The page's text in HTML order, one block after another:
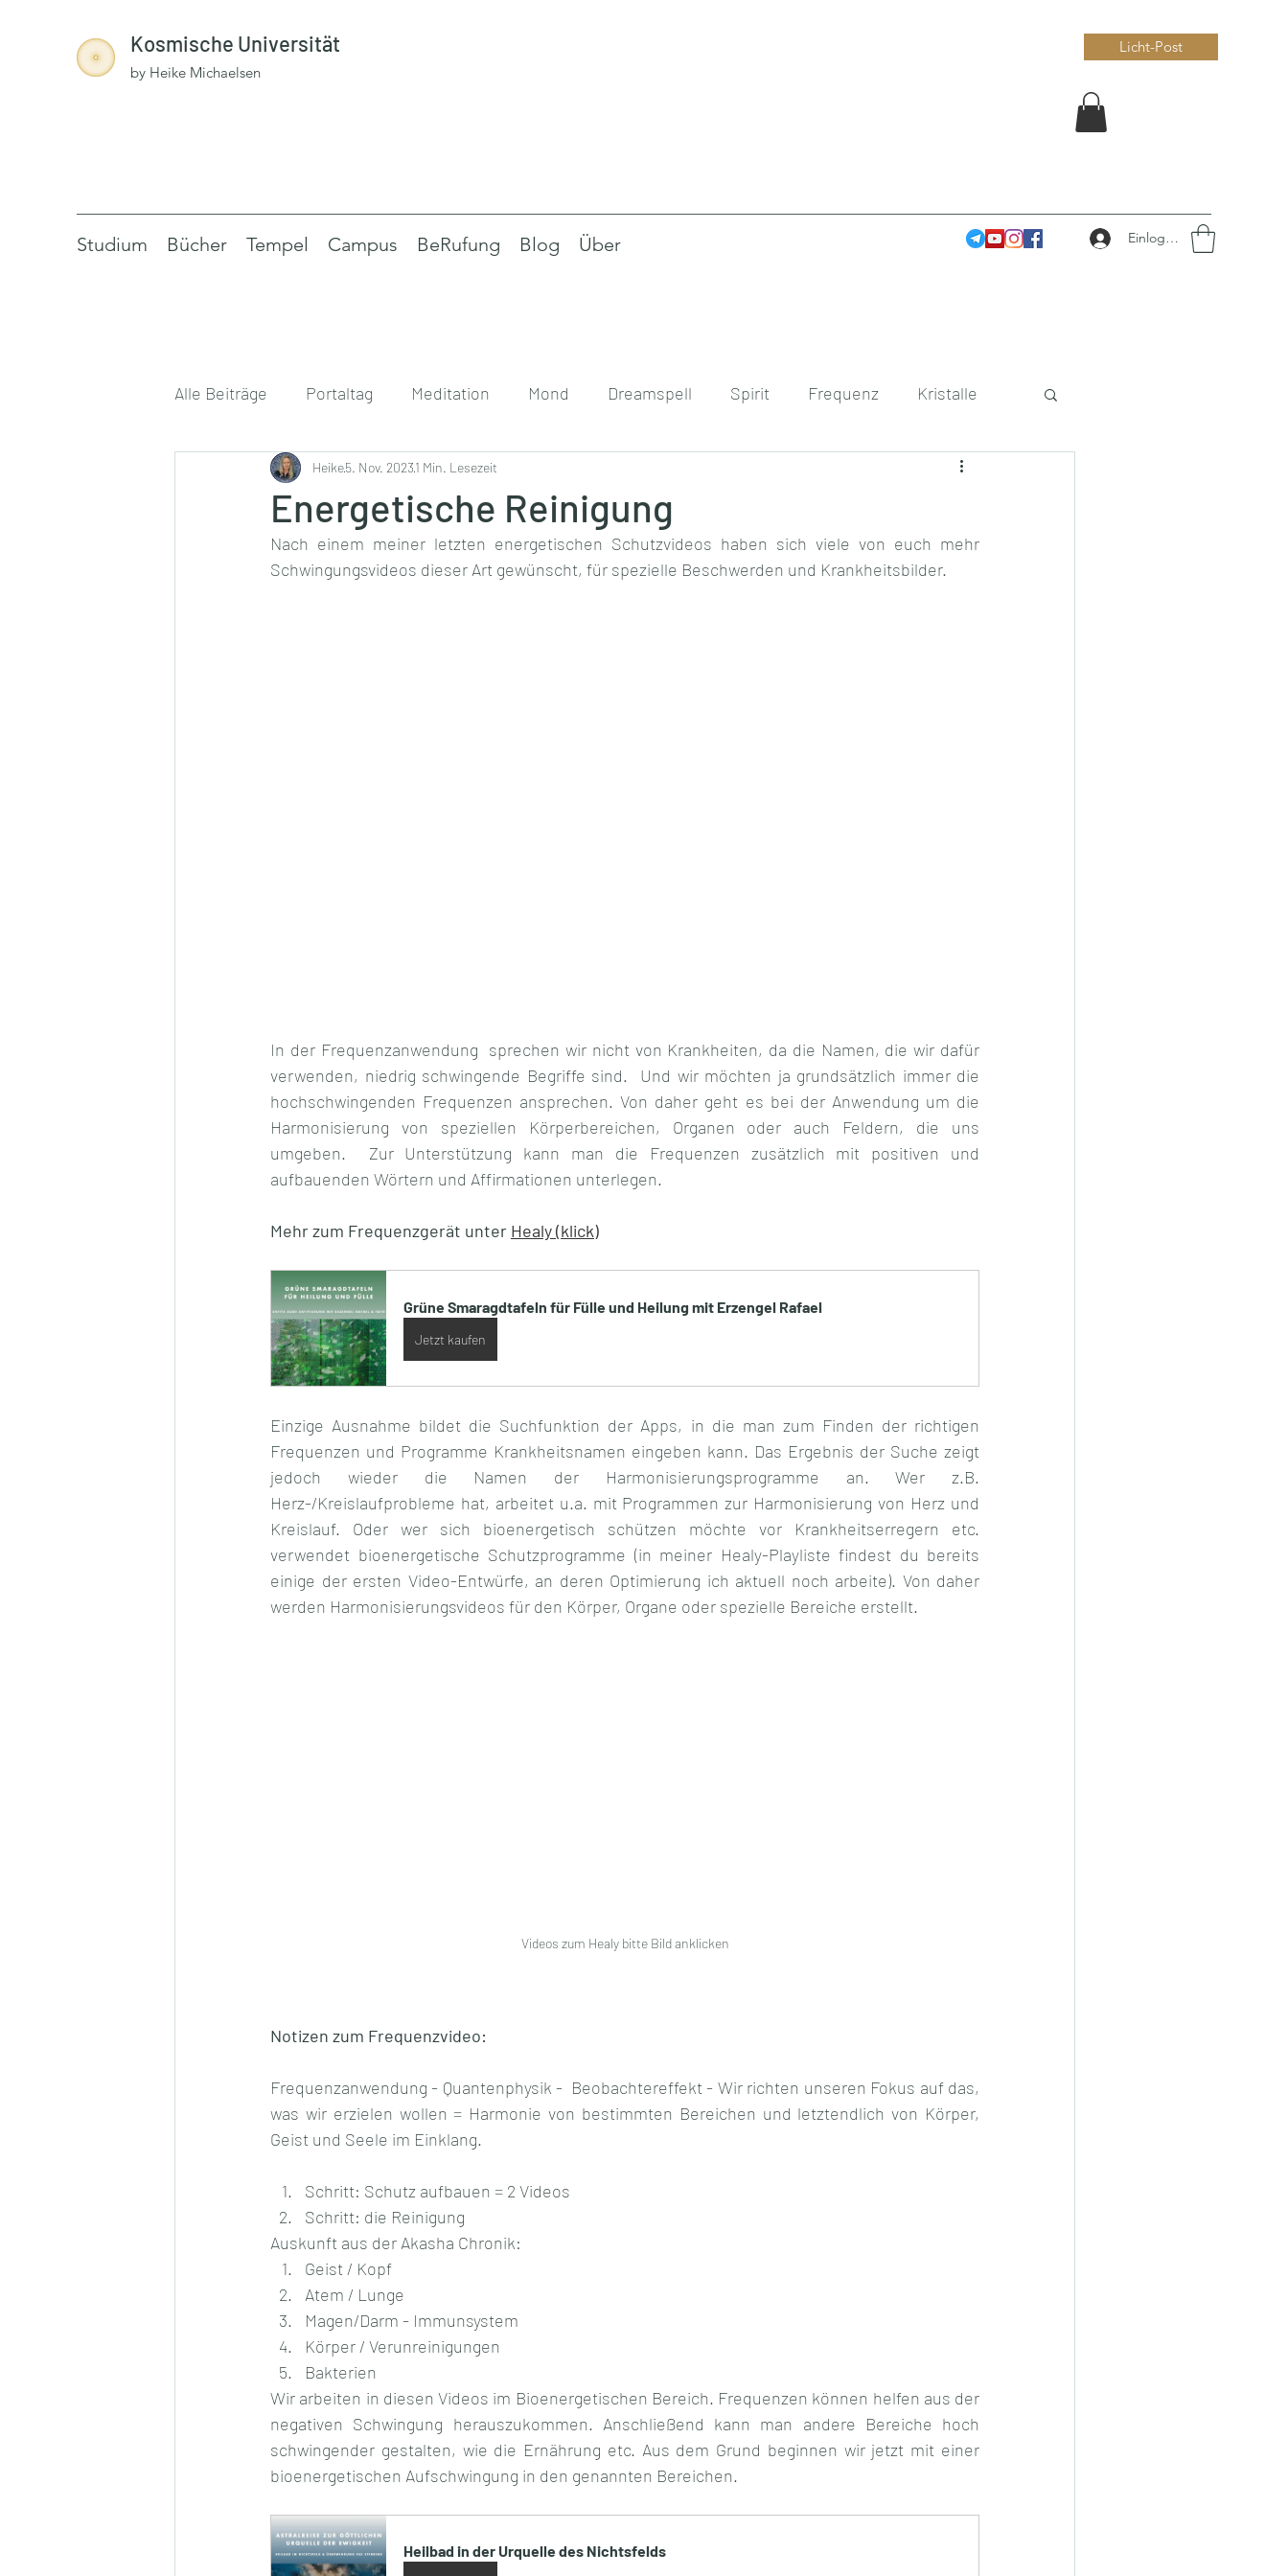
Kosmische Universität
by Heike Michaelsen
Licht-Post
Studium Bücher Tempel Campus BeRufung Blog Über Einloggen
Alle Beiträge Portaltag Meditation Mond Dreamspell Spirit Frequenz Kristalle
Ernährung
Energetische Reinigung
Heike5. Nov. 20231 Min. Lesezeit
Nach einem meiner letzten energetischen Schutzvideos haben sich viele von euch mehr
Schwingungsvideos dieser Art gewünscht, für spezielle Beschwerden und Krankheitsbilder.
In der Frequenzanwendung  sprechen wir nicht von Krankheiten, da die Namen, die wir dafür
verwenden, niedrig schwingende Begriffe sind.  Und wir möchten ja grundsätzlich immer die
hochschwingenden Frequenzen ansprechen. Von daher geht es bei der Anwendung um die
Harmonisierung von speziellen Körperbereichen, Organen oder auch Feldern, die uns
umgeben.  Zur Unterstützung kann man die Frequenzen zusätzlich mit positiven und
aufbauenden Wörtern und Affirmationen unterlegen.
Mehr zum Frequenzgerät unter Healy (klick)
Grüne Smaragdtafeln für Fülle und Heilung mit Erzengel Rafael
Jetzt kaufen
Einzige Ausnahme bildet die Suchfunktion der Apps, in die man zum Finden der richtigen
Frequenzen und Programme Krankheitsnamen eingeben kann. Das Ergebnis der Suche zeigt
jedoch wieder die Namen der Harmonisierungsprogramme an. Wer z.B.
Herz-/Kreislaufprobleme hat, arbeitet u.a. mit Programmen zur Harmonisierung von Herz und
Kreislauf. Oder wer sich bioenergetisch schützen möchte vor Krankheitserregern etc.
verwendet bioenergetische Schutzprogramme (in meiner Healy-Playliste findest du bereits
einige der ersten Video-Entwürfe, an deren Optimierung ich aktuell noch arbeite). Von daher
werden Harmonisierungsvideos für den Körper, Organe oder spezielle Bereiche erstellt.
Videos zum Healy bitte Bild anklicken
Notizen zum Frequenzvideo:
Frequenzanwendung - Quantenphysik -  Beobachtereffekt - Wir richten unseren Fokus auf das,
was wir erzielen wollen = Harmonie von bestimmten Bereichen und letztendlich von Körper,
Geist und Seele im Einklang.
Schritt: Schutz aufbauen = 2 Videos
Schritt: die Reinigung
Auskunft aus der Akasha Chronik:
Geist / Kopf
Atem / Lunge
Magen/Darm - Immunsystem
Körper / Verunreinigungen
Bakterien
Wir arbeiten in diesen Videos im Bioenergetischen Bereich. Frequenzen können helfen aus der
negativen Schwingung herauszukommen. Anschließend kann man andere Bereiche hoch
schwingender gestalten, wie die Ernährung etc. Aus dem Grund beginnen wir jetzt mit einer
bioenergetischen Aufschwingung in den genannten Bereichen.
Heilbad in der Urquelle des Nichtsfelds